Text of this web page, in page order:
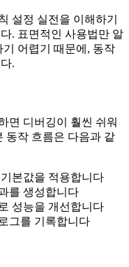
설정 실전을 이해하기
. 표면적인 사용법만 알
어렵기 때문에, 동작
.
면 디버깅이 훨씬 쉬워
동작 흐름은 다음과 같
본값을 적용합니다
를 생성합니다
성능을 개선합니다
그를 기록합니다